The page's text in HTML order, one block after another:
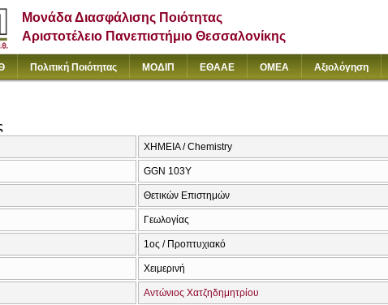
Μονάδα Διασφάλισης Ποιότητας
Αριστοτέλειο Πανεπιστήμιο Θεσσαλονίκης
Πολιτική Ποιότητας ΜΟΔΙΠ ΕΘΑΑΕ ΟΜΕΑ Αξιολόγηση
ΧΗΜΕΙΑ / Chemistry
GGN 103Y
Θετικών Επιστημών
Γεωλογίας
1ος / Προπτυχιακό
Χειμερινή
Αντώνιος Χατζηδημητρίου